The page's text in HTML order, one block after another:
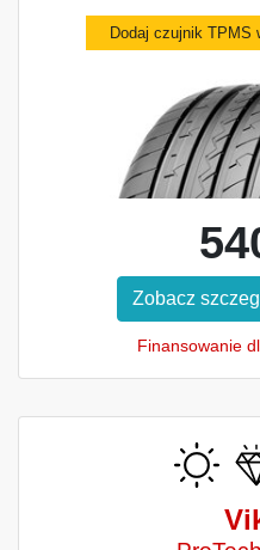
Dodaj czujnik TPMS
Zobacz
Finansowanie